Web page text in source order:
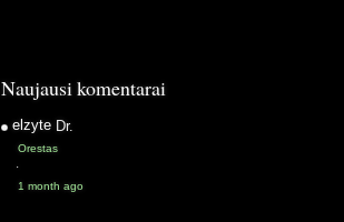
Naujausi komentarai
elzyte Dr.
Orestas
·
1 month ago